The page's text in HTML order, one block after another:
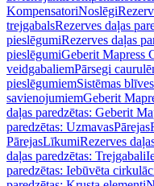
KompensatoriNoslēgi
trejgabalsRezerves daļas
pieslēgumiRezerves daļas
pieslēgumiGeberit Mapress
veidgabaliemPārsegi
pieslēgumiemSistēmas blīves
savienojumiemGeberit
daļas paredzētas: Geberit
paredzētas: UzmavasPārejas
PārejasLīkumiRezerves
daļas paredzētas: Trejgabali
paredzētas: Iebūvēta